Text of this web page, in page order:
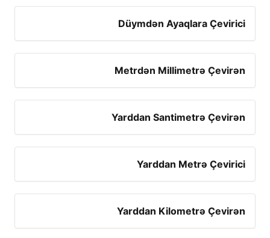
Düymdən Ayaqlara Çevirici
Metrdən Millimetrə Çevirən
Yarddan Santimetrə Çevirən
Yarddan Metrə Çevirici
Yarddan Kilometrə Çevirən